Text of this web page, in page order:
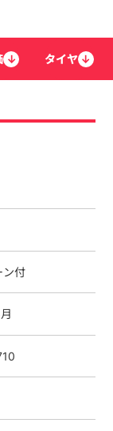
↓ タイヤ ↓
ン付